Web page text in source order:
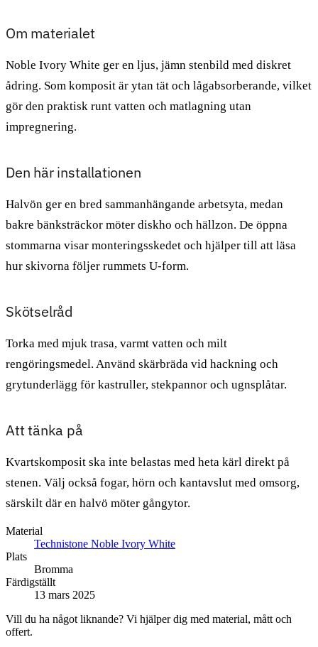
Om materialet
Noble Ivory White ger en ljus, jämn stenbild med diskret
ådring. Som komposit är ytan tät och lågabsorberande, vilket
gör den praktisk runt vatten och matlagning utan
impregnering.
Den här installationen
Halvön ger en bred sammanhängande arbetsyta, medan
bakre bänksträckor möter diskho och hällzon. De öppna
stommarna visar monteringsskedet och hjälper till att läsa
hur skivorna följer rummets U-form.
Skötselråd
Torka med mjuk trasa, varmt vatten och milt
rengöringsmedel. Använd skärbräda vid hackning och
grytunderlägg för kastruller, stekpannor och ugnsplåtar.
Att tänka på
Kvartskomposit ska inte belastas med heta kärl direkt på
stenen. Välj också fogar, hörn och kantavslut med omsorg,
särskilt där en halvö möter gångytor.
Material
Technistone Noble Ivory White
Plats
Bromma
Färdigställt
13 mars 2025
Vill du ha något liknande? Vi hjälper dig med material, mått och
offert.